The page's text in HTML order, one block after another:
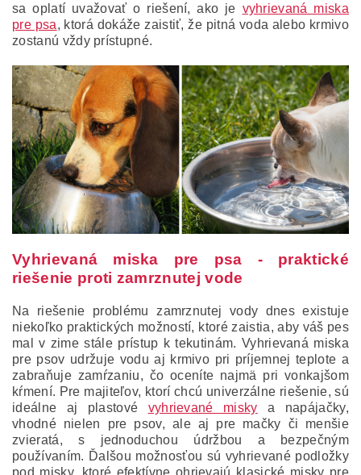
sa oplatí uvažovať o riešení, ako je vyhrievaná miska
pre psa, ktorá dokáže zaistiť, že pitná voda alebo krmivo
zostanú vždy prístupné.
Vyhrievaná miska pre psa - praktické
riešenie proti zamrznutej vode
Na riešenie problému zamrznutej vody dnes existuje
niekoľko praktických možností, ktoré zaistia, aby váš pes
mal v zime stále prístup k tekutinám. Vyhrievaná miska
pre psov udržuje vodu aj krmivo pri príjemnej teplote a
zabraňuje zamŕzaniu, čo oceníte najmä pri vonkajšom
kŕmení. Pre majiteľov, ktorí chcú univerzálne riešenie, sú
ideálne aj plastové vyhrievané misky a napájačky,
vhodné nielen pre psov, ale aj pre mačky či menšie
zvieratá, s jednoduchou údržbou a bezpečným
používaním. Ďalšou možnosťou sú vyhrievané podložky
pod misky, ktoré efektívne ohrievajú klasické misky pre